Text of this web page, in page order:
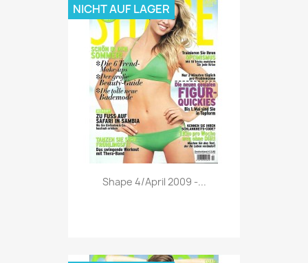
Vorschau
Shape 4/April 2009 -...
NICHT AUF LAGER